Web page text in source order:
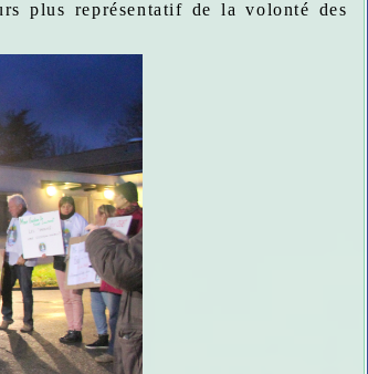
plus représentatif de la volonté des